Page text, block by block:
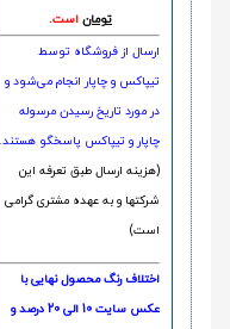
تومان است.
ارسال از فروشگاه توسط
تیپاکس و چاپار انجام می‌شود و
در مورد تاریخ رسیدن مرسوله
چاپار و تیپاکس پاسخگو هستند.
(هزینه ارسال طبق تعرفه این
شرکتها و به عهده مشتری گرامی
است)
اختلاف رنگ محصول نهایی با
عکس سایت 10 الی 20 درصد و